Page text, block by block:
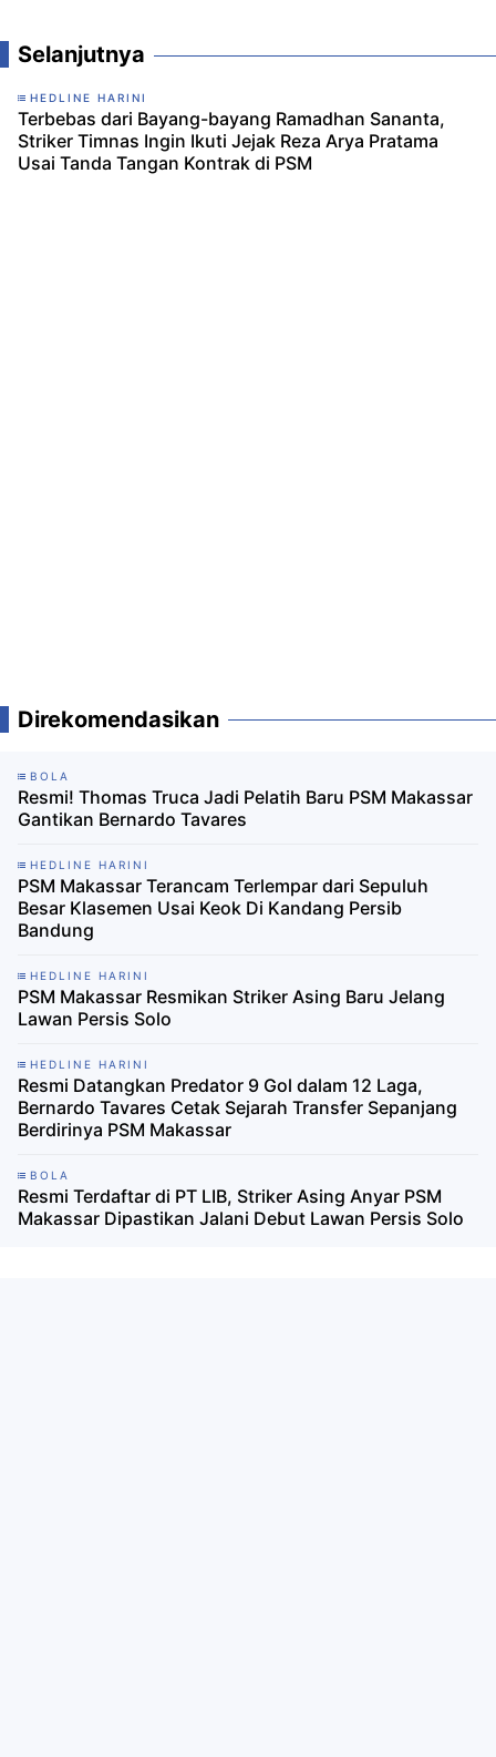
Selanjutnya
HEDLINE HARINI
Terbebas dari Bayang-bayang Ramadhan Sananta,
Striker Timnas Ingin Ikuti Jejak Reza Arya Pratama
Usai Tanda Tangan Kontrak di PSM
Direkomendasikan
BOLA
Resmi! Thomas Truca Jadi Pelatih Baru PSM Makassar
Gantikan Bernardo Tavares
HEDLINE HARINI
PSM Makassar Terancam Terlempar dari Sepuluh
Besar Klasemen Usai Keok Di Kandang Persib
Bandung
HEDLINE HARINI
PSM Makassar Resmikan Striker Asing Baru Jelang
Lawan Persis Solo
HEDLINE HARINI
Resmi Datangkan Predator 9 Gol dalam 12 Laga,
Bernardo Tavares Cetak Sejarah Transfer Sepanjang
Berdirinya PSM Makassar
BOLA
Resmi Terdaftar di PT LIB, Striker Asing Anyar PSM
Makassar Dipastikan Jalani Debut Lawan Persis Solo